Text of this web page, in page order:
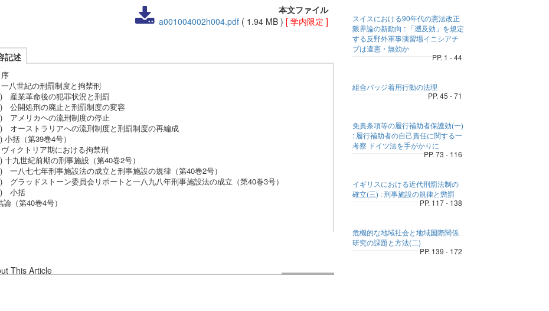
本文ファイル
a001004002h004.pdf ( 1.94 MB )[ 学内限定 ]
記述
八世紀の刑罰制度と拘禁刑
産業革命後の犯罪状況と刑罰
公開処刑の廃止と刑罰制度の変容
アメリカヘの流刑制度の停止
オーストラリアへの流刑制度と刑罰制度の再編成
小括（第39巻4号）
ィクトリア期における拘禁刑
十九世紀前期の刑事施設（第40巻2号）
一八七七年刑事施設法の成立と刑事施設の規律（第40巻2号）
グラッドストーン委員会リポートと一八九八年刑事施設法の成立（第40巻3号）
小括
論（第40巻4号）
This Article
スイスにおける90年代の憲法改正
限界論の新動向 : 「遡及効」を規定
する反野外軍事演習場イニシアチ
ブは違憲・無効か
PP. 1 - 44
組合バッジ着用行動の法理
PP. 45 - 71
免責条項等の履行補助者保護効(一)
: 履行補助者の自己責任に関する一
考察 ドイツ法を手がかりに
PP. 73 - 116
イギリスにおける近代刑罰法制の
確立(三) : 刑事施設の規律と懲罰
PP. 117 - 138
危機的な地域社会と地域国際関係
研究の課題と方法(二)
PP. 139 - 172